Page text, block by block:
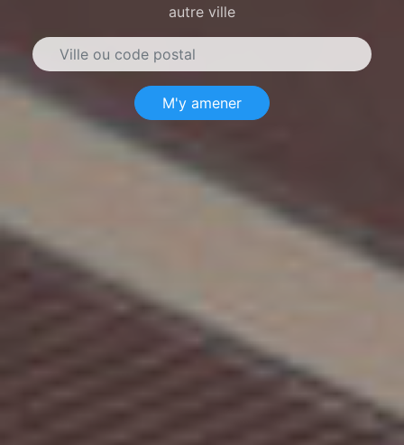
autre ville
M'y amener